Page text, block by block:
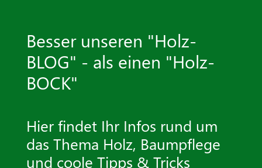
Besser unseren "Holz-
BLOG" - als einen "Holz-
BOCK"
Hier findet Ihr Infos rund um
das Thema Holz, Baumpflege
und coole Tipps & Tricks